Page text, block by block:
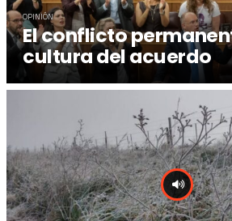
OPINIÓN
El conflicto
cultura del acuerdo